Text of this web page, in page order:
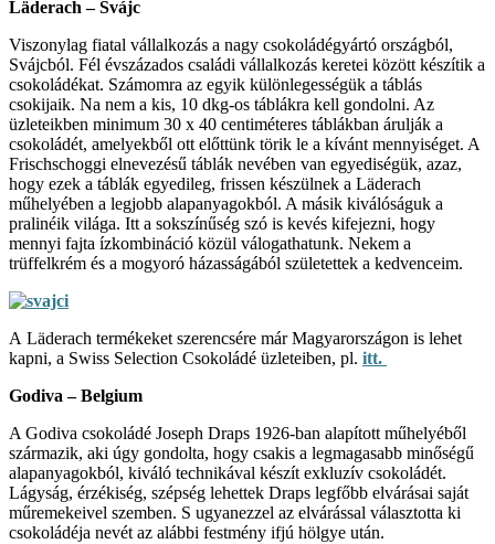
Läderach – Svájc
Viszonylag fiatal vállalkozás a nagy csokoládégyártó országból,
Svájcból. Fél évszázados családi vállalkozás keretei között készítik a
csokoládékat. Számomra az egyik különlegességük a táblás
csokijaik. Na nem a kis, 10 dkg-os táblákra kell gondolni. Az
üzleteikben minimum 30 x 40 centiméteres táblákban árulják a
csokoládét, amelyekből ott előttünk törik le a kívánt mennyiséget. A
Frischschoggi elnevezésű táblák nevében van egyediségük, azaz,
hogy ezek a táblák egyedileg, frissen készülnek a Läderach
műhelyében a legjobb alapanyagokból. A másik kiválóságuk a
pralinéik világa. Itt a sokszínűség szó is kevés kifejezni, hogy
mennyi fajta ízkombináció közül válogathatunk. Nekem a
trüffelkrém és a mogyoró házasságából születettek a kedvenceim.
A Läderach termékeket szerencsére már Magyarországon is lehet
kapni, a Swiss Selection Csokoládé üzleteiben, pl. itt.
Godiva – Belgium
A Godiva csokoládé Joseph Draps 1926-ban alapított műhelyéből
származik, aki úgy gondolta, hogy csakis a legmagasabb minőségű
alapanyagokból, kiváló technikával készít exkluzív csokoládét.
Lágyság, érzékiség, szépség lehettek Draps legfőbb elvárásai saját
műremekeivel szemben. S ugyanezzel az elvárással választotta ki
csokoládéja nevét az alábbi festmény ifjú hölgye után.